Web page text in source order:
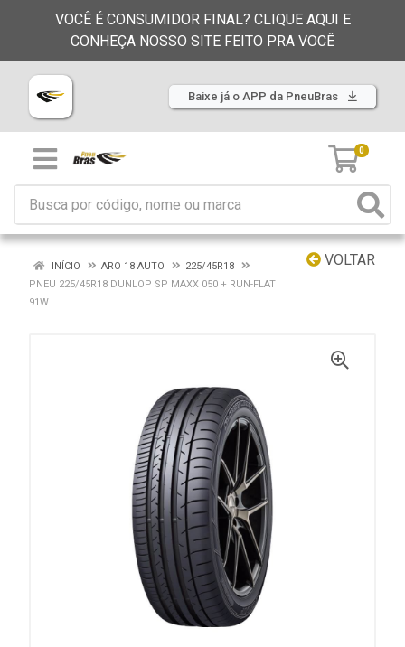
VOCÊ É CONSUMIDOR FINAL? CLIQUE AQUI E
CONHEÇA NOSSO SITE FEITO PRA VOCÊ
Baixe já o APP da PneuBras
0
VOLTAR
INÍCIO ARO 18 AUTO
225/45R18
PNEU 225/45R18 DUNLOP SP MAXX 050 + RUN-FLAT
91W